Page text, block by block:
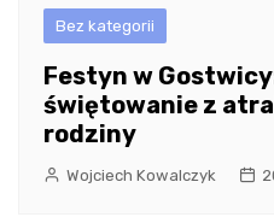
Bez kategorii
Festyn w
świętowanie z
rodziny
Wojciech Kowalczyk